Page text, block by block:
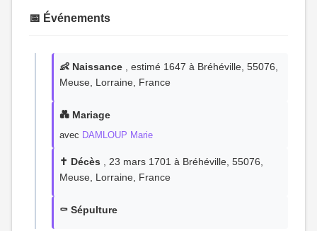
📅 Événements
👶 Naissance , estimé 1647 à Bréhéville, 55076,
Meuse, Lorraine, France
💑 Mariage
avec DAMLOUP Marie
✝️ Décès , 23 mars 1701 à Bréhéville, 55076,
Meuse, Lorraine, France
⚰️ Sépulture